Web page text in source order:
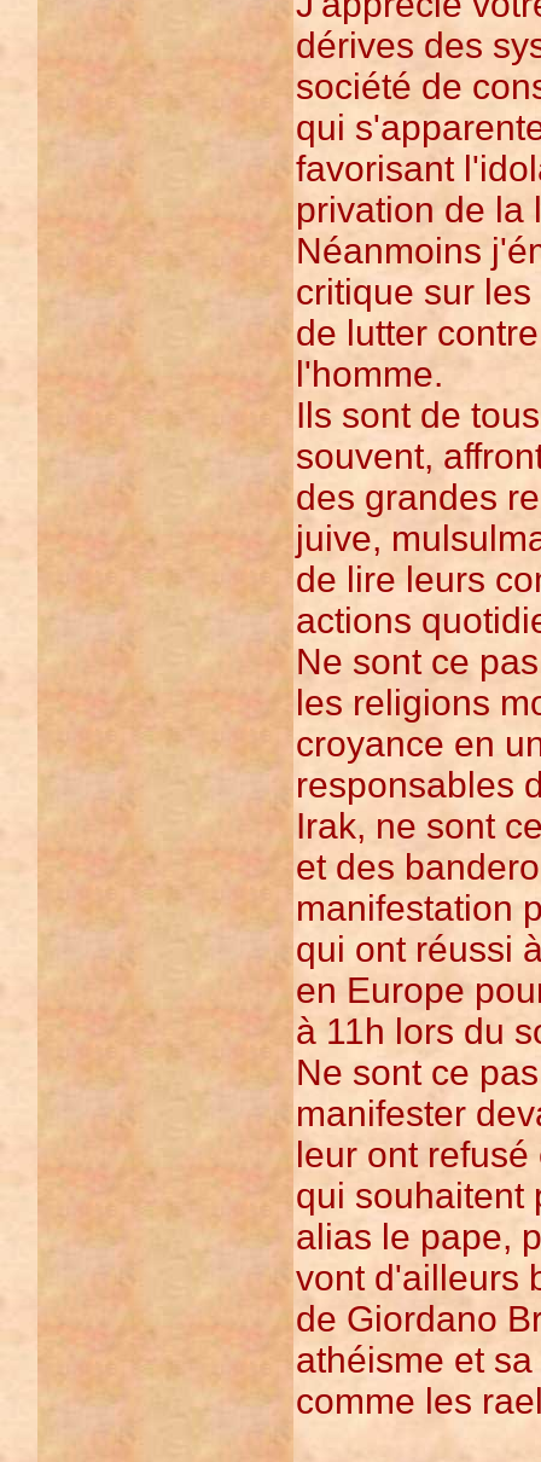
dérives des
société de
qui
favorisant
privation de la
Néanmoins
critique sur
de lutter
l'homme.
Ils sont de
souvent,
des grandes
juive,
de lire leurs
actions
Ne sont ce
les religions
croyance en
responsables
Irak, ne sont
et des
manifestation
qui ont réussi
en Europe
à 11h lors du
Ne sont ce
manifester
leur ont
qui souhaitent
alias le pape,
vont d'ailleurs
de Giordano
athéisme et
comme les